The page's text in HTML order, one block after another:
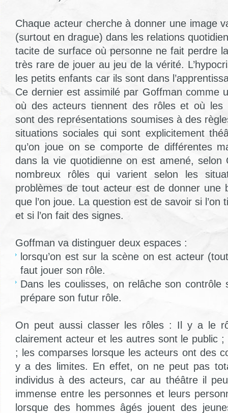
Chaque acteur cherche à donner une image
(surtout en drague) dans les relations
tacite de surface où personne ne fait perdre
très rare de jouer au jeu de la vérité.
les petits enfants car ils sont dans
Ce dernier est assimilé par Goffman comme
où des acteurs tiennent des rôles et où les
sont des représentations soumises à des
situations sociales qui sont explicitement
qu’on joue on se comporte de différentes
dans la vie quotidienne on est amené, selon
nombreux rôles qui varient selon les
problèmes de tout acteur est de donner une
que l’on joue. La question est de savoir si l’on
et si l’on fait des signes.
Goffman va distinguer deux espaces :
lorsqu’on est sur la scène on est acteur
faut jouer son rôle.
Dans les coulisses, on relâche son contrôle
prépare son futur rôle.
On peut aussi classer les rôles : Il y a le
clairement acteur et les autres sont le public
; les comparses lorsque les acteurs ont des
y a des limites. En effet, on ne peut pas
individus à des acteurs, car au théâtre il
immense entre les personnes et leurs
lorsque des hommes âgés jouent des